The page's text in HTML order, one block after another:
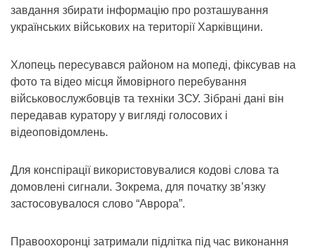
завдання збирати інформацію про розташування
українських військових на території Харківщини.
Хлопець пересувався районом на мопеді, фіксував на
фото та відео місця ймовірного перебування
військовослужбовців та техніки ЗСУ. Зібрані дані він
передавав куратору у вигляді голосових і
відеоповідомлень.
Для конспірації використовувалися кодові слова та
домовлені сигнали. Зокрема, для початку зв’язку
застосовувалося слово “Аврора”.
Правоохоронці затримали підлітка під час виконання